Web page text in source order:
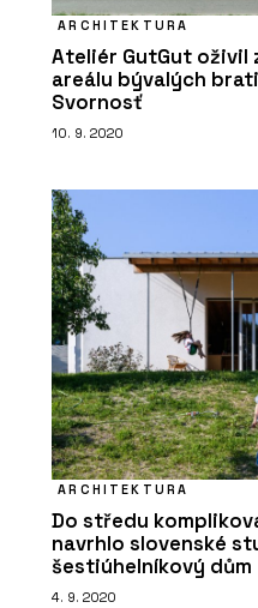
ARCHITEKTURA
Ateliér GutGut
areálu bývalých
Svornosť
10. 9. 2020
ARCHITEKTURA
Do středu
navrhlo slovenské
šestiúhelníkový dům
4. 9. 2020